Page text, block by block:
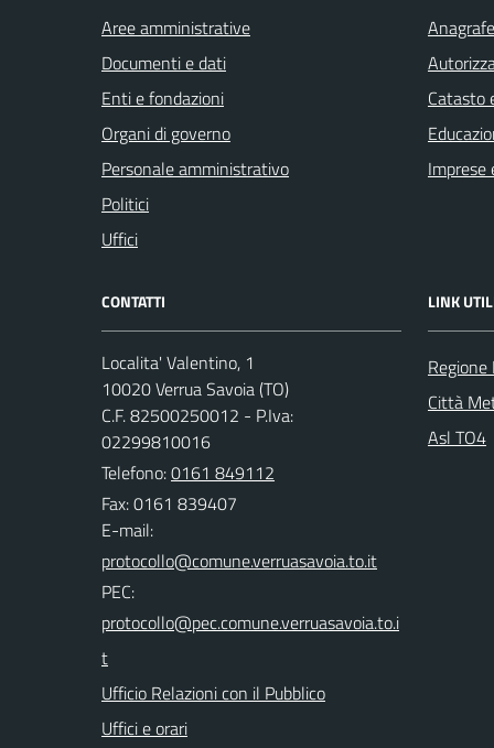
Aree amministrative
Documenti e dati
Enti e fondazioni
Organi di governo
Personale amministrativo
Politici
Uffici
Catasto
Imprese
CONTATTI
Localita' Valentino, 1
10020 Verrua Savoia (TO)
C.F. 82500250012 - P.Iva:
02299810016
Telefono:0161 849112
Fax: 0161 839407
E-mail:
PEC:
Ufficio Relazioni con il Pubblico
Uffici e orari
LINK
Città
Asl TO4